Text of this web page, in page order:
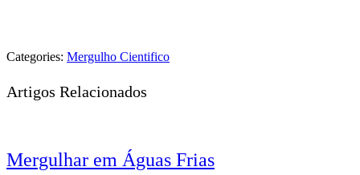
Categories: Mergulho Cientifico
Artigos Relacionados
Mergulhar em Águas Frias